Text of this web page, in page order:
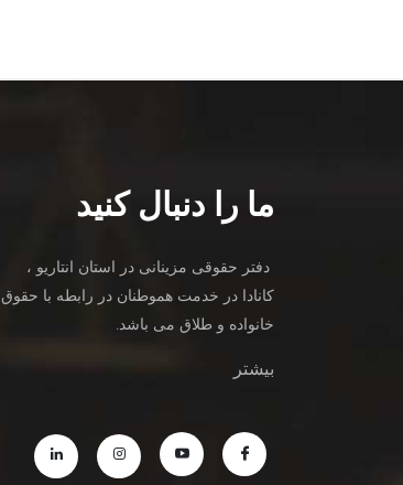
ما را دنبال کنید
دفتر حقوقی مزینانی در استان انتاریو ،
کانادا در خدمت هموطنان در رابطه با حقوق
خانواده و طلاق می باشد.
بیشتر